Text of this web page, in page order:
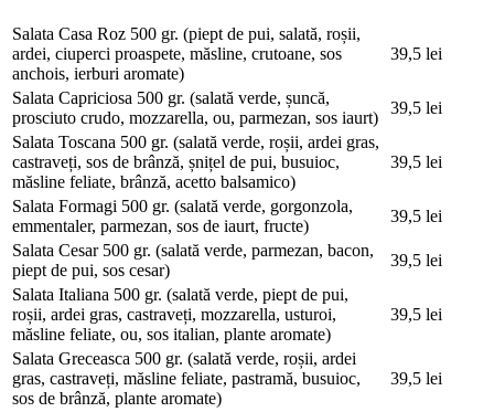
Salata Casa Roz 500 gr. (piept de pui, salată, roșii,
ardei, ciuperci proaspete, măsline, crutoane, sos
anchois, ierburi aromate)
39,5 lei
Salata Capriciosa 500 gr. (salată verde, șuncă,
prosciuto crudo, mozzarella, ou, parmezan, sos iaurt)
39,5 lei
Salata Toscana 500 gr. (salată verde, roșii, ardei gras,
castraveți, sos de brânză, șnițel de pui, busuioc,
măsline feliate, brânză, acetto balsamico)
39,5 lei
Salata Formagi 500 gr. (salată verde, gorgonzola,
emmentaler, parmezan, sos de iaurt, fructe)
39,5 lei
Salata Cesar 500 gr. (salată verde, parmezan, bacon,
piept de pui, sos cesar)
39,5 lei
Salata Italiana 500 gr. (salată verde, piept de pui,
roșii, ardei gras, castraveți, mozzarella, usturoi,
măsline feliate, ou, sos italian, plante aromate)
39,5 lei
Salata Greceasca 500 gr. (salată verde, roșii, ardei
gras, castraveți, măsline feliate, pastramă, busuioc,
sos de brânză, plante aromate)
39,5 lei